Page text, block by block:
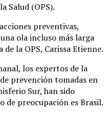
Salud (OPS).
preventivas,
ola incluso más larga
la OPS, Carissa Etienne.
los expertos de la
prevención tomadas en
Sur, han sido
preocupación es Brasil.